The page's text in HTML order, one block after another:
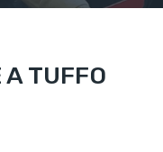
A TUFFO